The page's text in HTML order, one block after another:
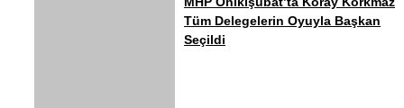
Tüm Delegelerin Oyuyla Başkan
Seçildi